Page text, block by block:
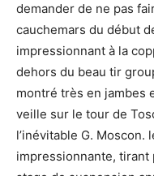
demander de ne pas
cauchemars du début
impressionnant à la
dehors du beau tir
montré très en jambes
veille sur le tour de
l’inévitable G.
impressionnante,